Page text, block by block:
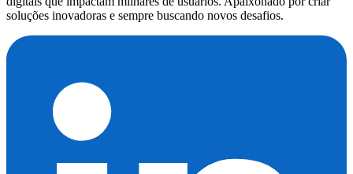
soluções inovadoras e sempre buscando novos desafios.